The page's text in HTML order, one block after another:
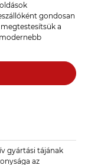
gondosan
a
gyártási tájának
az